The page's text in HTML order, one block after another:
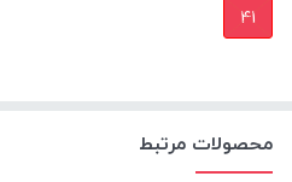
41
محصولات مرتبط